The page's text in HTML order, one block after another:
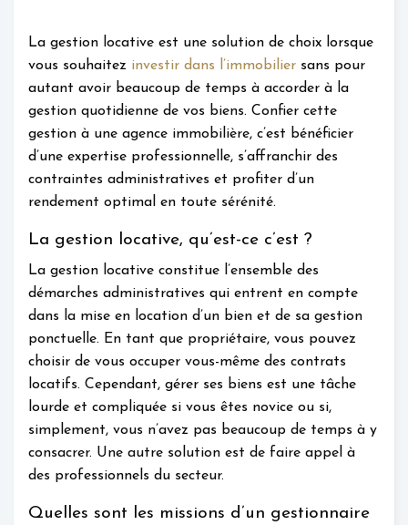
La gestion locative est une solution de choix lorsque
vous souhaitez investir dans l’immobilier sans pour
autant avoir beaucoup de temps à accorder à la
gestion quotidienne de vos biens. Confier cette
gestion à une agence immobilière, c’est bénéficier
d’une expertise professionnelle, s’affranchir des
contraintes administratives et profiter d’un
rendement optimal en toute sérénité.
La gestion locative, qu’est-ce c’est ?
La gestion locative constitue l’ensemble des
démarches administratives qui entrent en compte
dans la mise en location d’un bien et de sa gestion
ponctuelle. En tant que propriétaire, vous pouvez
choisir de vous occuper vous-même des contrats
locatifs. Cependant, gérer ses biens est une tâche
lourde et compliquée si vous êtes novice ou si,
simplement, vous n’avez pas beaucoup de temps à y
consacrer. Une autre solution est de faire appel à
des professionnels du secteur.
Quelles sont les missions d’un gestionnaire